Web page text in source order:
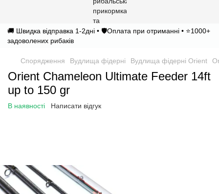
🚚 Швидка відправка 1-2дні • 🛡️Оплата при отриманні • ⭐1000+
задоволених рибаків
Спорядження Вудлища фідерні Вудлища фідерні Orient
Orient Chameleon Ultimate Feeder 14ft
up to 150 gr
В наявності Написати відгук